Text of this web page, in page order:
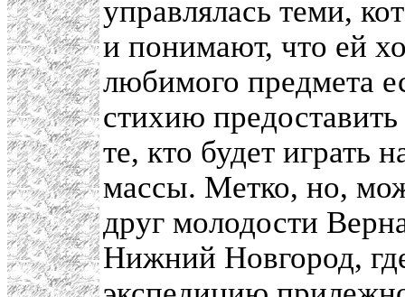
управлялась теми,
и понимают, что ей
любимого предмета
стихию
те, кто будет играть
массы. Метко, но,
друг молодости
Нижний Новгород,